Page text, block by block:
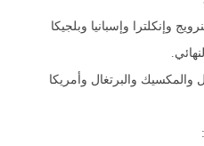
وإنكلترا وإسبانيا وبلجيكا
والمكسيك والبرتغال وأمريكا